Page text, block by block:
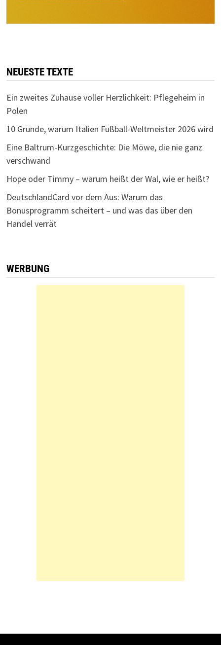
NEUESTE TEXTE
Ein zweites Zuhause voller Herzlichkeit: Pflegeheim in
Polen
10 Gründe, warum Italien Fußball-Weltmeister 2026 wird
Eine Baltrum-Kurzgeschichte: Die Möwe, die nie ganz
verschwand
Hope oder Timmy – warum heißt der Wal, wie er heißt?
DeutschlandCard vor dem Aus: Warum das
Bonusprogramm scheitert – und was das über den
Handel verrät
WERBUNG